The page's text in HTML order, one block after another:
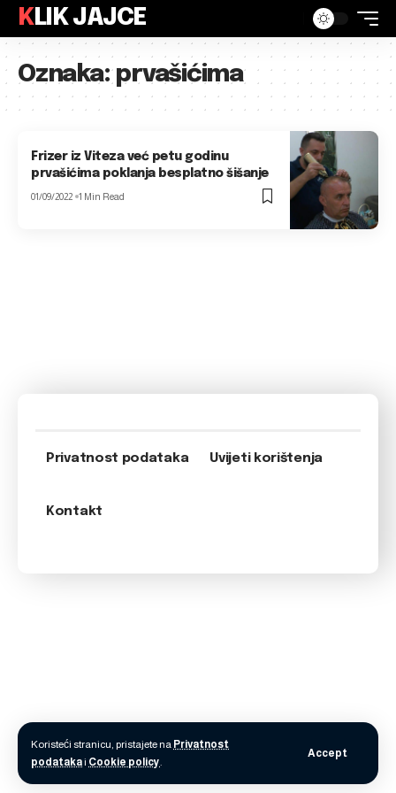
Koristeći stranicu, pristajete na Privatnost
podatakai Cookie policy.
Accept
KLIK JAJCE
Oznaka:prvašićima
Frizer iz Viteza već petu godinu
prvašićima poklanja besplatno šišanje
01/09/2022 1 Min Read
Privatnost podataka Uvijeti korištenja
Kontakt